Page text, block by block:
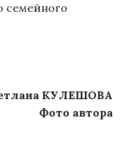
семейного
КУЛЕШОВА
Фото автора